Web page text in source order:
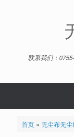
联系我们：
首页» 无尘布无